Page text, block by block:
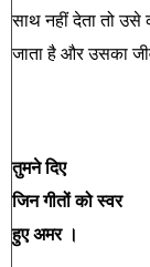
साथ नहीं देता तो उसे
जाता है और उसका
तुमने दिए
जिन गीतों को स्‍वर
हुए अमर ।